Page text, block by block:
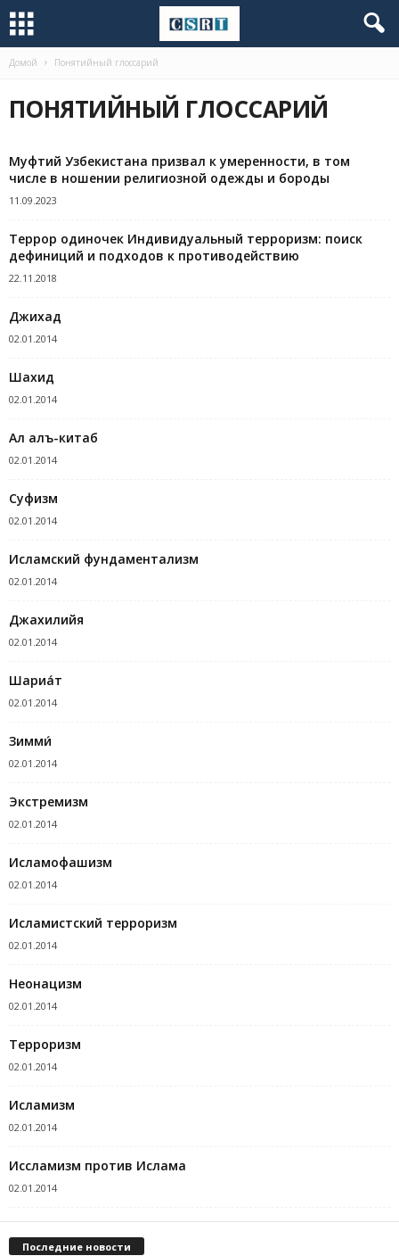
Домой Понятийный глоссарий
ПОНЯТИЙНЫЙ ГЛОССАРИЙ
Муфтий Узбекистана призвал к умеренности, в том
числе в ношении религиозной одежды и бороды
11.09.2023
Террор одиночек Индивидуальный терроризм: поиск
дефиниций и подходов к противодействию
22.11.2018
Джихад
02.01.2014
Шахид
02.01.2014
Ал алъ-китаб
02.01.2014
Суфизм
02.01.2014
Исламский фундаментализм
02.01.2014
Джахилийя
02.01.2014
Шариа́т
02.01.2014
Зимми́
02.01.2014
Экстремизм
02.01.2014
Исламофашизм
02.01.2014
Исламистский терроризм
02.01.2014
Неонацизм
02.01.2014
Терроризм
02.01.2014
Исламизм
02.01.2014
Иcсламизм против Ислама
02.01.2014
Последние новости